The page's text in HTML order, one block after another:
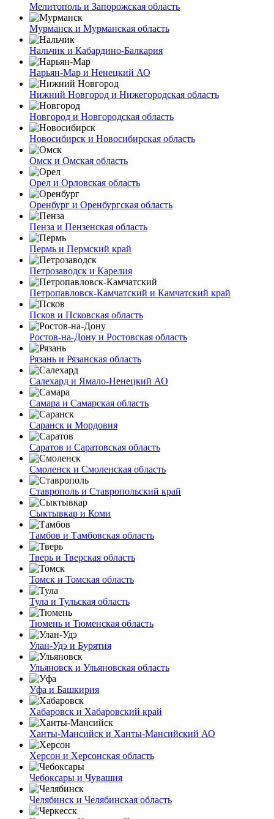
Мелитополь и Запорожская область
Мурманск и Мурманская область
Нальчик и Кабардино-Балкария
Нарьян-Мар и Ненецкий АО
Нижний Новгород и Нижегородская область
Новгород и Новгородская область
Новосибирск и Новосибирская область
Омск и Омская область
Орел и Орловская область
Оренбург и Оренбургская область
Пенза и Пензенская область
Пермь и Пермский край
Петрозаводск и Карелия
Петропавловск-Камчатский и Камчатский край
Псков и Псковская область
Ростов-на-Дону и Ростовская область
Рязань и Рязанская область
Салехард и Ямало-Ненецкий АО
Самара и Самарская область
Саранск и Мордовия
Саратов и Саратовская область
Смоленск и Смоленская область
Ставрополь и Ставропольский край
Сыктывкар и Коми
Тамбов и Тамбовская область
Тверь и Тверская область
Томск и Томская область
Тула и Тульская область
Тюмень и Тюменская область
Улан-Удэ и Бурятия
Ульяновск и Ульяновская область
Уфа и Башкирия
Хабаровск и Хабаровский край
Ханты-Мансийск и Ханты-Мансийский АО
Херсон и Херсонская область
Чебоксары и Чувашия
Челябинск и Челябинская область